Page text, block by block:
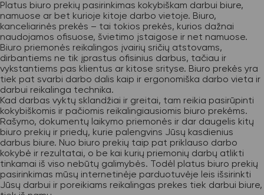
Platus biuro prekių pasirinkimas kokybiškam darbui biure,
namuose ar bet kurioje kitoje darbo vietoje. Biuro,
kanceliarinės prekės – tai tokios prekės, kurios dažnai
naudojamos ofisuose, švietimo įstaigose ir net namuose.
Biuro priemonės reikalingos įvairių sričių atstovams,
dirbantiems ne tik įprastus ofisinius darbus, tačiau ir
vykstantiems pas klientus ar kitose srityse. Biuro prekės yra
tiek pat svarbi darbo dalis kaip ir ergonomiška darbo vieta ir
darbui reikalinga technika.
Kad darbas vyktų sklandžiai ir greitai, tam reikia pasirūpinti
kokybiškomis ir pačiomis reikalingiausiomis biuro prekėms.
Rašymo, dokumentų laikymo priemonės ir dar daugelis kitų
biuro prekių ir priedų, kurie palengvins Jūsų kasdienius
darbus biure. Nuo biuro prekių taip pat priklauso darbo
kokybė ir rezultatai, o be kai kurių priemonių darbų atlikti
tinkamai iš viso nebūtų galimybės. Todėl platus biuro prekių
pasirinkimas mūsų internetinėje parduotuvėje leis išsirinkti
Jūsų darbui ir poreikiams reikalingas prekes tiek darbui biure,